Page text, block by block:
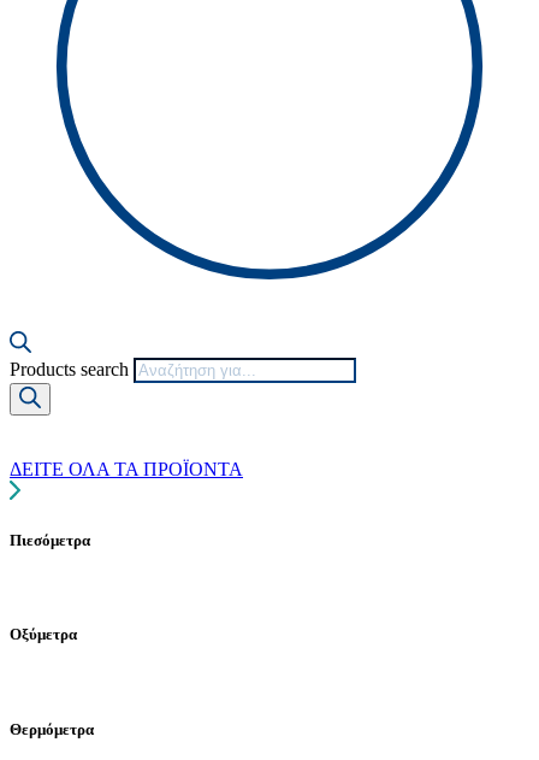
Products search
ΔΕΙΤΕ ΟΛΑ ΤΑ ΠΡΟΪΟΝΤΑ
Πιεσόμετρα
Οξύμετρα
Θερμόμετρα